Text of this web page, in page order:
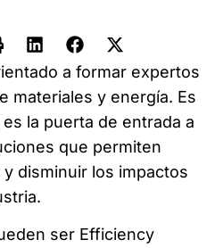
a formar expertos
materiales y energía. Es
la puerta de entrada a
que permiten
disminuir los impactos
ser Efficiency